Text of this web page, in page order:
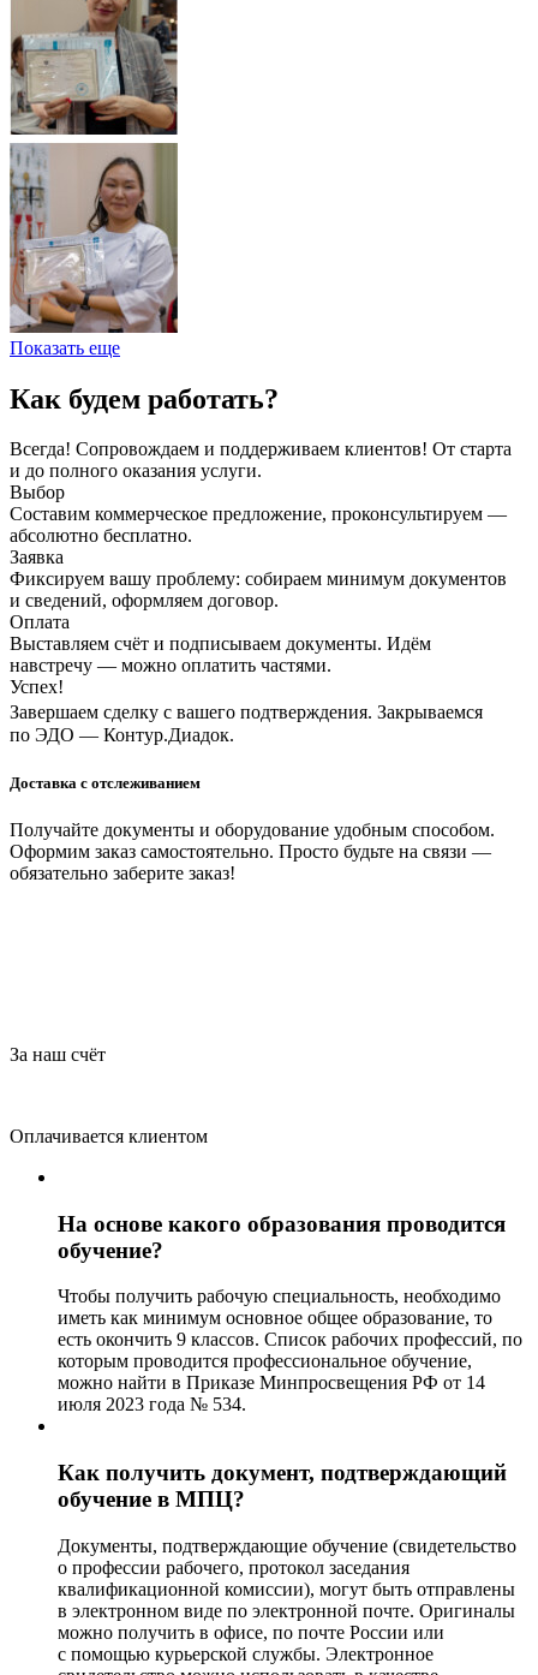
Показать еще
Как будем работать?
Всегда! Сопровождаем и поддерживаем клиентов! От старта
и до полного оказания услуги.
Выбор
Составим коммерческое предложение, проконсультируем —
абсолютно бесплатно.
Заявка
Фиксируем вашу проблему: собираем минимум документов
и сведений, оформляем договор.
Оплата
Выставляем счёт и подписываем документы. Идём
навстречу — можно оплатить частями.
Успех!
Завершаем сделку с вашего подтверждения. Закрываемся
по ЭДО — Контур.Диадок.
Доставка с отслеживанием
Получайте документы и оборудование удобным способом.
Оформим заказ самостоятельно. Просто будьте на связи —
обязательно заберите заказ!
За наш счёт
Оплачивается клиентом
На основе какого образования проводится
обучение?
Чтобы получить рабочую специальность, необходимо
иметь как минимум основное общее образование, то
есть окончить 9 классов. Список рабочих профессий, по
которым проводится профессиональное обучение,
можно найти в Приказе Минпросвещения РФ от 14
июля 2023 года № 534.
Как получить документ, подтверждающий
обучение в МПЦ?
Документы, подтверждающие обучение (свидетельство
о профессии рабочего, протокол заседания
квалификационной комиссии), могут быть отправлены
в электронном виде по электронной почте. Оригиналы
можно получить в офисе, по почте России или
с помощью курьерской службы. Электронное